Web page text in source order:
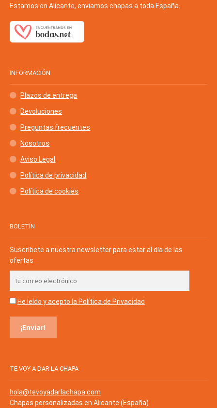
Estamos en Alicante, enviamos chapas a toda España.
INFORMACIÓN
Plazos de entrega
Devoluciones
Preguntas frecuentes
Nosotros
Aviso Legal
Política de privacidad
Política de cookies
BOLETÍN
Suscríbete a nuestra newsletter para estar al día de las
ofertas
He leído y acepto la Política de Privacidad
TE VOY A DAR LA CHAPA
hola@tevoyadarlachapa.com
Chapas personalizadas en Alicante (España)